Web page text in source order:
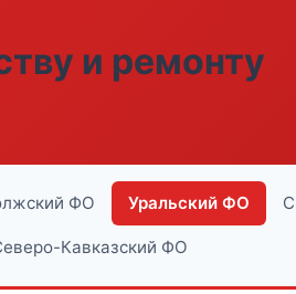
и ремонту
ФО Уральский ФО
Кавказский ФО